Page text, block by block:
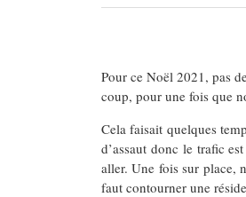
Pour ce Noël 2021, pas
coup, pour une fois que
Cela faisait quelques
d’assaut donc le trafic
aller. Une fois sur place,
faut contourner une